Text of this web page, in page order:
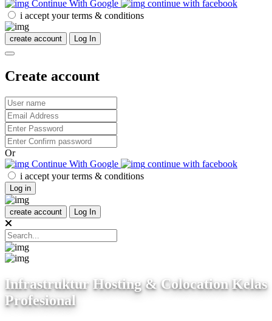
Continue With Google
continue with facebook
i accept your terms & conditions
create account Log In
Create account
Or
Continue With Google
continue with facebook
i accept your terms & conditions
Log in
create account Log In
Infrastruktur Hosting & Colocation Kelas
Profesional